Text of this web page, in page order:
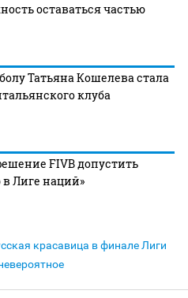
оставаться частью
Татьяна Кошелева стала
клуба
FIVB допустить
Лиге наций»
красавица в финале Лиги